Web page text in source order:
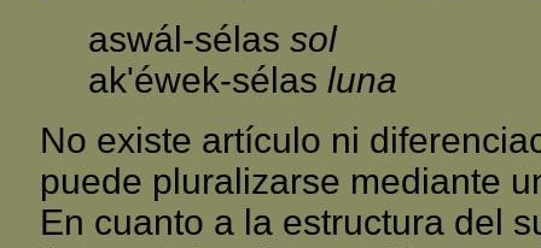
aswál-sélas sol
ak'éwek-sélas luna
No existe artículo ni
puede pluralizarse mediante
En cuanto a la estructura del